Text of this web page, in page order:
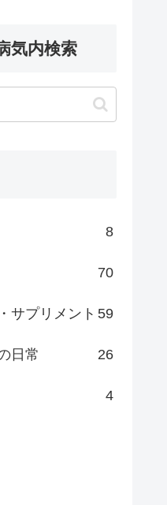
気内検索
8
70
サプリメント 59
日常 26
4